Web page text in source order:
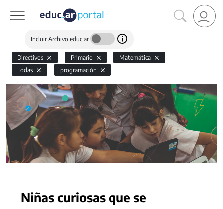
Incluir Archivo educ.ar
Directivos Primario
Matemática
Todas
programación
Niñas curiosas que se